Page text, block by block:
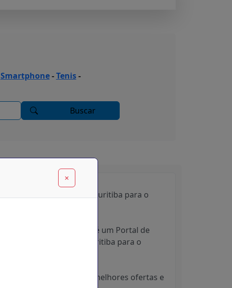
×
Smartphone-Tenis-
Buscar
Feito com Carinho! De Curitiba para o
Cupom Desconto Hoje é um Portal de
Descontos, feito em Curitiba para o
Sempre em busca das melhores ofertas e